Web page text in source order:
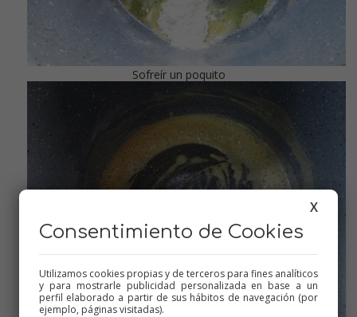
Sofreír un poquito
X
Consentimiento de Cookies
Utilizamos cookies propias y de terceros para fines analíticos
y para mostrarle publicidad personalizada en base a un
perfil elaborado a partir de sus hábitos de navegación (por
ejemplo, páginas visitadas).